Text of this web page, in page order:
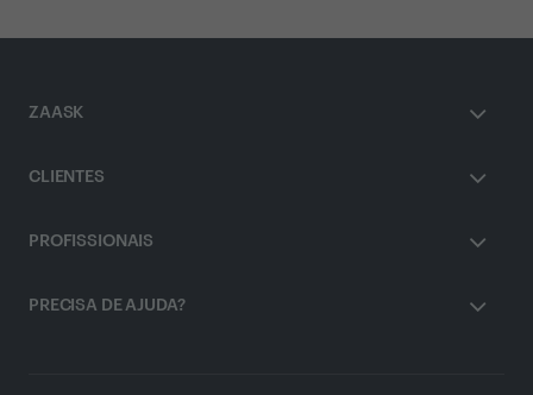
ZAASK
CLIENTES
PROFISSIONAIS
PRECISA DE AJUDA?